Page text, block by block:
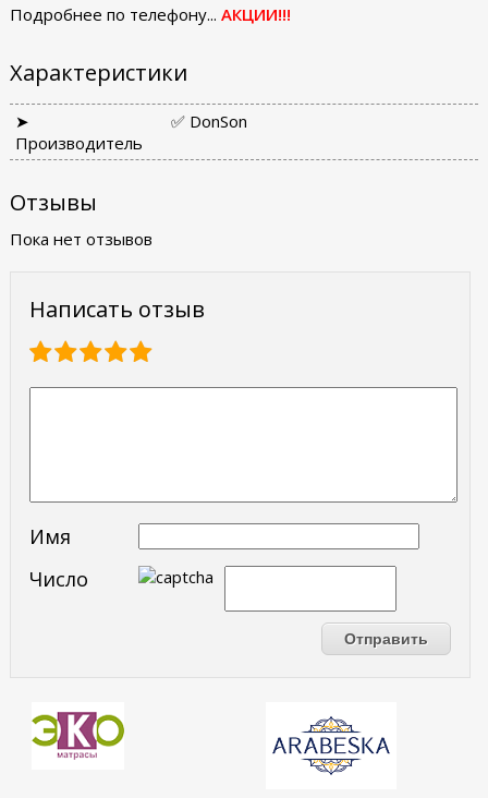
Подробнее по телефону... АКЦИИ!!!
Характеристики
➤
Производитель
✅ DonSon
Отзывы
Пока нет отзывов
Написать отзыв
Имя
Число